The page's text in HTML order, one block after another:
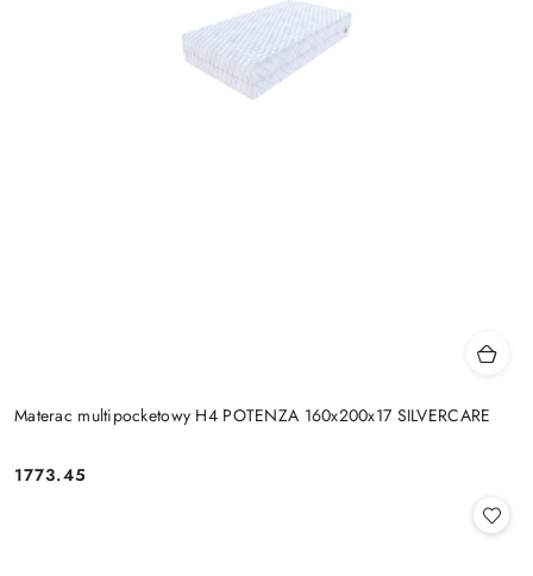
Materac multipocketowy H4 POTENZA 160x200x17 SILVERCARE
Cena:
1773.45